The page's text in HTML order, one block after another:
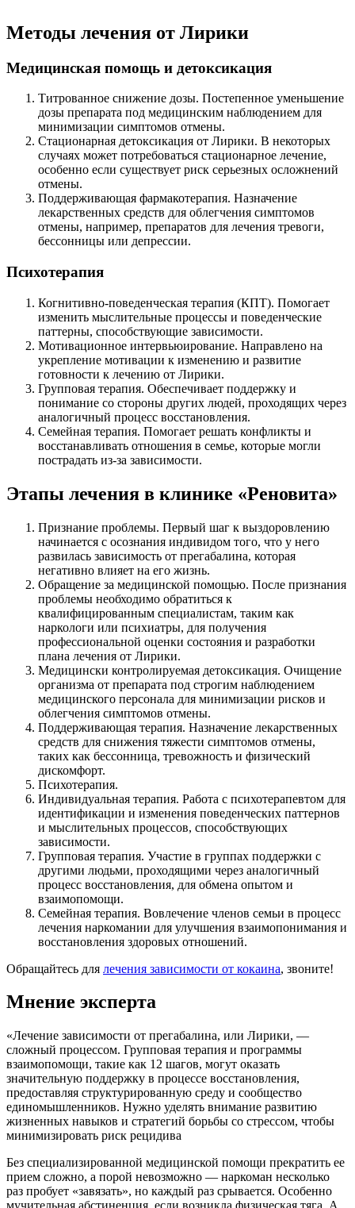
Методы лечения от Лирики
Медицинская помощь и детоксикация
Титрованное снижение дозы. Постепенное уменьшение
дозы препарата под медицинским наблюдением для
минимизации симптомов отмены.
Стационарная детоксикация от Лирики. В некоторых
случаях может потребоваться стационарное лечение,
особенно если существует риск серьезных осложнений
отмены.
Поддерживающая фармакотерапия. Назначение
лекарственных средств для облегчения симптомов
отмены, например, препаратов для лечения тревоги,
бессонницы или депрессии.
Психотерапия
Когнитивно-поведенческая терапия (КПТ). Помогает
изменить мыслительные процессы и поведенческие
паттерны, способствующие зависимости.
Мотивационное интервьюирование. Направлено на
укрепление мотивации к изменению и развитие
готовности к лечению от Лирики.
Групповая терапия. Обеспечивает поддержку и
понимание со стороны других людей, проходящих через
аналогичный процесс восстановления.
Семейная терапия. Помогает решать конфликты и
восстанавливать отношения в семье, которые могли
пострадать из-за зависимости.
Этапы лечения в клинике «Реновита»
Признание проблемы. Первый шаг к выздоровлению
начинается с осознания индивидом того, что у него
развилась зависимость от прегабалина, которая
негативно влияет на его жизнь.
Обращение за медицинской помощью. После признания
проблемы необходимо обратиться к
квалифицированным специалистам, таким как
наркологи или психиатры, для получения
профессиональной оценки состояния и разработки
плана лечения от Лирики.
Медицински контролируемая детоксикация. Очищение
организма от препарата под строгим наблюдением
медицинского персонала для минимизации рисков и
облегчения симптомов отмены.
Поддерживающая терапия. Назначение лекарственных
средств для снижения тяжести симптомов отмены,
таких как бессонница, тревожность и физический
дискомфорт.
Психотерапия.
Индивидуальная терапия. Работа с психотерапевтом для
идентификации и изменения поведенческих паттернов
и мыслительных процессов, способствующих
зависимости.
Групповая терапия. Участие в группах поддержки с
другими людьми, проходящими через аналогичный
процесс восстановления, для обмена опытом и
взаимопомощи.
Семейная терапия. Вовлечение членов семьи в процесс
лечения наркомании для улучшения взаимопонимания и
восстановления здоровых отношений.
Обращайтесь для лечения зависимости от кокаина, звоните!
Мнение эксперта
«Лечение зависимости от прегабалина, или Лирики, —
сложный процессом. Групповая терапия и программы
взаимопомощи, такие как 12 шагов, могут оказать
значительную поддержку в процессе восстановления,
предоставляя структурированную среду и сообщество
единомышленников. Нужно уделять внимание развитию
жизненных навыков и стратегий борьбы со стрессом, чтобы
минимизировать риск рецидива
Без специализированной медицинской помощи прекратить ее
прием сложно, а порой невозможно — наркоман несколько
раз пробует «завязать», но каждый раз срывается. Особенно